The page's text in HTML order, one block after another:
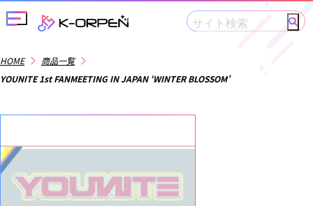
メニューを開閉する
HOME
商品一覧
YOUNITE 1st FANMEETING IN JAPAN ‘WINTER BLOSSOM’